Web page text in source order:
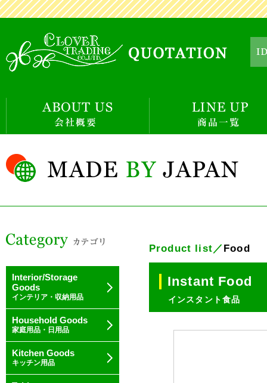
Interior/Storage
Goods
インテリア・収納用品
Household Goods
家庭用品・日用品
Kitchen Goods
キッチン用品
Product list／ Food
Instant Food
インスタント食品